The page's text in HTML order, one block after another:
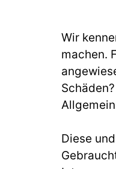
Wir
machen.
Diese